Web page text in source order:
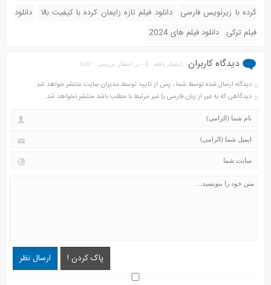
کرده با زیرنویس فارسی
دانلود فیلم تازه زایمان کرده با کیفیت بالا
دانلود
فیلم ترکی
دانلود فیلم های 2024
دیدگاه کاربران انتشار یافته : 8 - در انتظار بررسی : 1187
دیدگاه ارسال شده توسط شما ، پس از تایید توسط مدیران سایت منتشر خواهد شد.
دیدگاهی که به غیر از زبان فارسی یا غیر مرتبط با مطلب باشد منتشر نخواهد شد.
ارسال نظر پاک کردن !